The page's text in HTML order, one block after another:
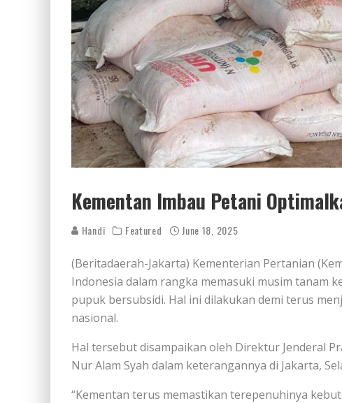
Kementan Imbau Petani
Handi Featured June 18, 2025
(Beritadaerah-Jakarta) Kementerian Pertanian
Indonesia dalam rangka memasuki musim tanam
pupuk bersubsidi. Hal ini dilakukan demi terus
nasional.
Hal tersebut disampaikan oleh Direktur Jenderal
Nur Alam Syah dalam keterangannya di Jakarta,
“Kementan terus memastikan terepenuhinya